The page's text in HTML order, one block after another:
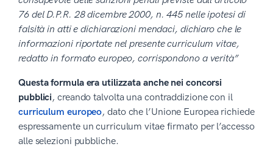
76 del D.P.R. 28 dicembre 2000, n. 445 nelle ipotesi di
falsità in atti e dichiarazioni mendaci, dichiaro che le
informazioni riportate nel presente curriculum vitae,
redatto in formato europeo, corrispondono a verità”
Questa formula era utilizzata anche nei concorsi
pubblici, creando talvolta una contraddizione con il
curriculum europeo, dato che l’Unione Europea richiede
espressamente un curriculum vitae firmato per l’accesso
alle selezioni pubbliche.